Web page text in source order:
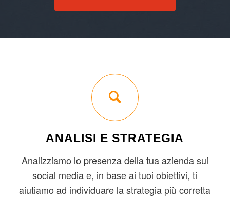
ANALISI E STRATEGIA
Analizziamo lo presenza della tua azienda sui
social media e, in base ai tuoi obiettivi, ti
aiutiamo ad individuare la strategia più corretta